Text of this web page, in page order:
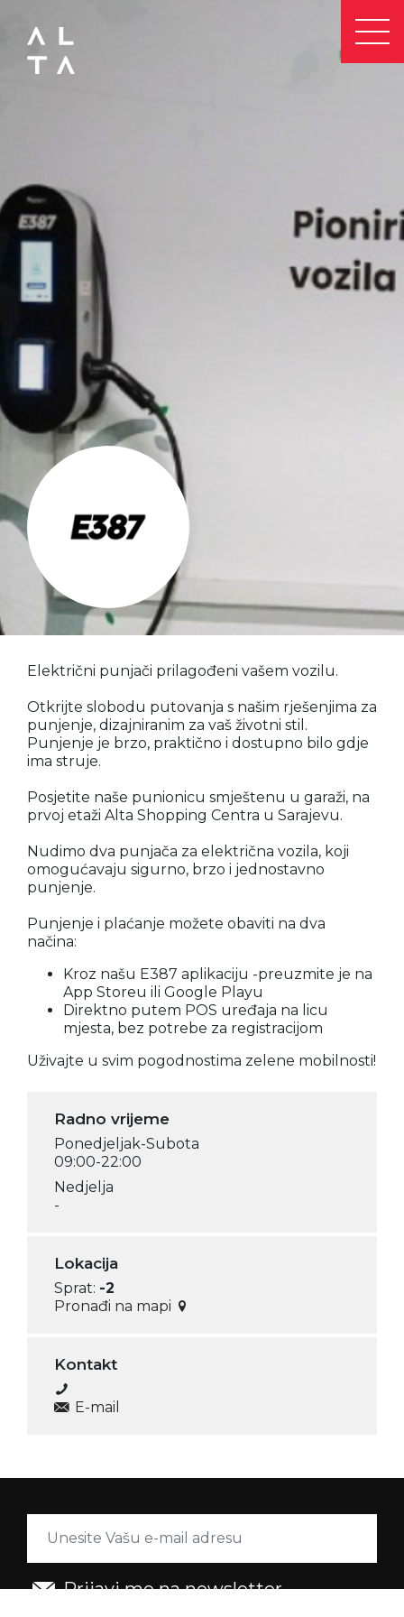
Električni punjači prilagođeni vašem vozilu.
Otkrijte slobodu putovanja s našim rješenjima za
punjenje, dizajniranim za vaš životni stil.
Punjenje je brzo, praktično i dostupno bilo gdje
ima struje.
Posjetite naše punionicu smještenu u garaži, na
prvoj etaži Alta Shopping Centra u Sarajevu.
Nudimo dva punjača za električna vozila, koji
omogućavaju sigurno, brzo i jednostavno
punjenje.
Punjenje i plaćanje možete obaviti na dva
načina:
Kroz našu E387 aplikaciju -preuzmite je na
App Storeu ili Google Playu
Direktno putem POS uređaja na licu
mjesta, bez potrebe za registracijom
Uživajte u svim pogodnostima zelene mobilnosti!
Radno vrijeme
Ponedjeljak-Subota
09:00-22:00
Nedjelja
-
Lokacija
Sprat: -2
Pronađi na mapi
Kontakt
E-mail
Prijavi me na newsletter